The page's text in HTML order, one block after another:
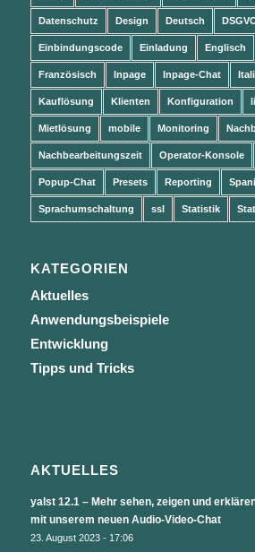
Datenschutz Design Deutsch
Einbindungscode Einladung Englisch
Französisch Inpage Inpage-Chat
Kauflösung Klienten Konfiguration
Mietlösung mobile Monitoring
Nachbearbeitungszeit Operator-Konsole
Popup-Chat Presets Reporting
Sprachumschaltung ssl Statistik
KATEGORIEN
Aktuelles
Anwendungsbeispiele
Entwicklung
Tipps und Tricks
AKTUELLES
yalst 12.1 – Mehr sehen, zeigen und
mit unserem neuen Audio-Video-Chat
23. August 2023 - 17:06